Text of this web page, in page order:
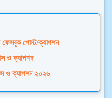
ফেসবুক পোস্ট/ক্যাপশন
ও ক্যাপশন
ও ক্যাপশন ২০২৬